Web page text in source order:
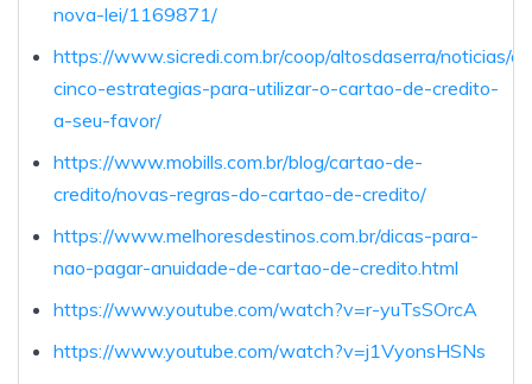
nova-lei/1169871/
https://www.sicredi.com.br/coop/altosdaserra/noticias/
cinco-estrategias-para-utilizar-o-cartao-de-credito-
a-seu-favor/
https://www.mobills.com.br/blog/cartao-de-
credito/novas-regras-do-cartao-de-credito/
https://www.melhoresdestinos.com.br/dicas-para-
nao-pagar-anuidade-de-cartao-de-credito.html
https://www.youtube.com/watch?v=r-yuTsSOrcA
https://www.youtube.com/watch?v=j1VyonsHSNs